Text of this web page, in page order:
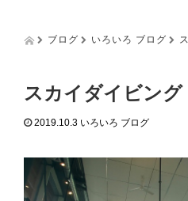
ブログ いろいろ ブログ
スカイダイビング
2019.10.3 いろいろ ブログ